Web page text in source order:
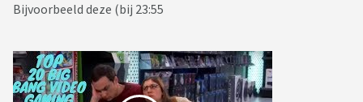
Bijvoorbeeld deze (bij 23:55